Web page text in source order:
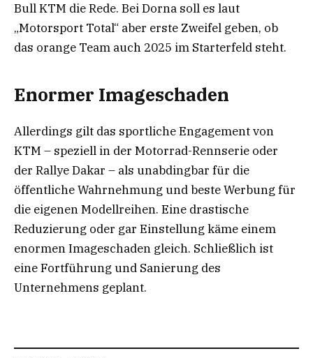
Bull KTM die Rede. Bei Dorna soll es laut
„Motorsport Total“ aber erste Zweifel geben, ob
das orange Team auch 2025 im Starterfeld steht.
Enormer Imageschaden
Allerdings gilt das sportliche Engagement von
KTM – speziell in der Motorrad-Rennserie oder
der Rallye Dakar – als unabdingbar für die
öffentliche Wahrnehmung und beste Werbung für
die eigenen Modellreihen. Eine drastische
Reduzierung oder gar Einstellung käme einem
enormen Imageschaden gleich. Schließlich ist
eine Fortführung und Sanierung des
Unternehmens geplant.